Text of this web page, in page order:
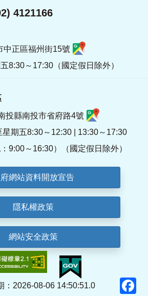
4121166
中正區福州街15號
8:30～17:30（國定假日除外）
投縣南投市省府路4號
星期五8:30～12:30 | 13:30～17:30
：9:00～16:30）（國定假日除外）
網站資料開放宣告
隱私權政策
網站安全政策
：2026-08-06 14:50:51.0